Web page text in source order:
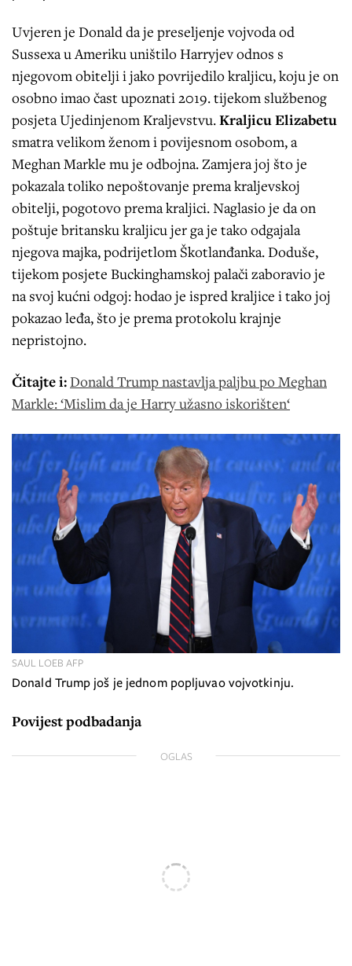
Uvjeren je Donald da je preseljenje vojvoda od
Sussexa u Ameriku uništilo Harryjev odnos s
njegovom obitelji i jako povrijedilo kraljicu, koju je on
osobno imao čast upoznati 2019. tijekom službenog
posjeta Ujedinjenom Kraljevstvu.Kraljicu Elizabetu
smatra velikom ženom i povijesnom osobom, a
Meghan Markle mu je odbojna. Zamjera joj što je
pokazala toliko nepoštovanje prema kraljevskoj
obitelji, pogotovo prema kraljici. Naglasio je da on
poštuje britansku kraljicu jer ga je tako odgajala
njegova majka, podrijetlom Škotlanđanka. Doduše,
tijekom posjete Buckinghamskoj palači zaboravio je
na svoj kućni odgoj: hodao je ispred kraljice i tako joj
pokazao leđa, što je prema protokolu krajnje
nepristojno.
Čitajte i:Donald Trump nastavlja paljbu po Meghan
Markle: ‘Mislim da je Harry užasno iskorišten‘
Donald Trump još je jednom popljuvao vojvotkinju.
SAUL LOEB AFP
Povijest podbadanja
OGLAS